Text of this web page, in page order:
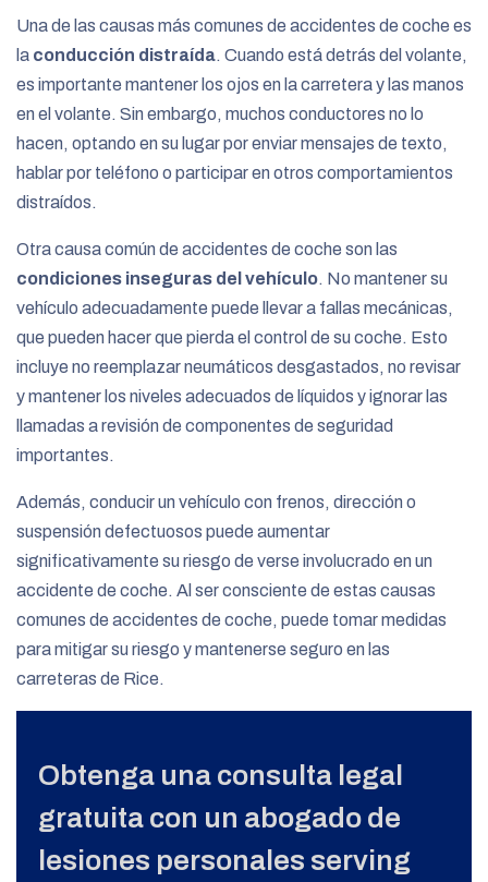
Una de las causas más comunes de accidentes de coche es
la conducción distraída. Cuando está detrás del volante,
es importante mantener los ojos en la carretera y las manos
en el volante. Sin embargo, muchos conductores no lo
hacen, optando en su lugar por enviar mensajes de texto,
hablar por teléfono o participar en otros comportamientos
distraídos.
Otra causa común de accidentes de coche son las
condiciones inseguras del vehículo. No mantener su
vehículo adecuadamente puede llevar a fallas mecánicas,
que pueden hacer que pierda el control de su coche. Esto
incluye no reemplazar neumáticos desgastados, no revisar
y mantener los niveles adecuados de líquidos y ignorar las
llamadas a revisión de componentes de seguridad
importantes.
Además, conducir un vehículo con frenos, dirección o
suspensión defectuosos puede aumentar
significativamente su riesgo de verse involucrado en un
accidente de coche. Al ser consciente de estas causas
comunes de accidentes de coche, puede tomar medidas
para mitigar su riesgo y mantenerse seguro en las
carreteras de Rice.
Obtenga una consulta legal
gratuita con un abogado de
lesiones personales serving